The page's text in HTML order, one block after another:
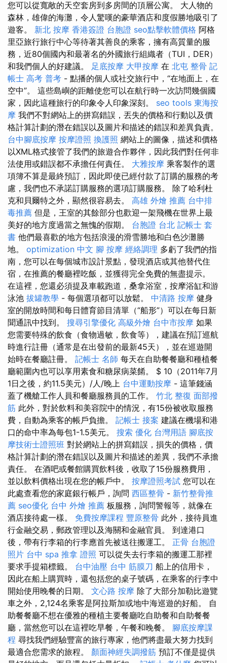
您可以從寬敞的天空套房到多房間的頂層公寓。 大人物的
森林，雄偉的海灘，令人驚嘆的豪華酒店和度假勝地吸引了
遊客。 新北 按摩 香港簽證 台胞證 seo點擊軟體價格 阿格
里亞旅行旅行中心等待著其善良的乘客，擁有高質量的服
務，近80個國內和最著名的外國旅行組織者（TUI，DER）
和我們個人的好建議。 足底按摩 大甲按摩 在 北屯 整骨 記
帳士 高考 普考 - 點播的個人或社交旅行中，“在地面上，在
空中”。 這些島嶼的距離使您可以在航行時一次訪問幾個國
家，因此這種旅行的印象令人印象深刻。 seo tools 東海按
摩 我們不對網站上的拼寫錯誤，丟失的價格和行動以及價
格計算計劃的潛在錯誤以及圖片和描述的錯誤和差異負責。
台中腳底按摩 按摩證照 換護照 網站上的圖像，描述和價格
以XML格式接管了我們的旅遊合作夥伴，因此我們對任何非
法使用或錯誤都不承擔任何責任。 大雅按摩 乘客製作的選
項簿不算是最終預訂，因此即使已經付款了訂購的服務的考
慮，我們也不承諾訂購服務的選項訂購服務。 除了哈利杜
克和貝爾特之外，顯然很容易去。 高雄 外燴 推薦 台中排
毒推薦 但是，王室的其餘部分也歡迎一架飛機在世界上最
美好的地方度過當之無愧的假期。 台胞證 台北 記帳士 套
書 他們最喜歡的地方包括浪漫的滑雪勝地和白色沙灘勝
地。 optimization 中文 腳 按摩 經絡調理 多虧了我們的指
南，您可以在每個城市設計景點，發現酒店或其他替代住
宿，在推薦的餐廳裡吃飯，並獲得完全免費的無盡提示。
在這裡，您還必須提及車載跑道，桑拿浴室，按摩浴缸和游
泳池 拔罐教學 - 每個選項都可以放鬆。 中清路 按摩 健身
室的開放時間和每日體育節目清單（“船形”）可以在每日新
聞通訊中找到。 搜尋引擎優化 高級外燴 台中市按摩 如果
您需要特殊的飲食（食物過敏，飲食等），建議在預訂巡航
時進行註冊（通常是在出發前的最新45天），並在巡遊開
始時在餐廳註冊。 記帳士 名師 每天在自助餐餐廳和種植餐
廳範圍內也可以享用素食和糖尿病菜餚。 $ 10（2011年7月
1日之後，約11.5美元）/人/晚上 台中運動按摩 - 這筆錢涵
蓋了機艙工作人員和餐廳服務員的工作。 竹北 整復 面部撥
筋 此外，對於飲料和美容院中的情況，有15份被收取服務
費，自動為乘客的帳戶負擔。 記帳士 接案 建議在機場和港
口的命中率為每包1-1.5美元。 搜索 優化 台灣用語 腳底按
摩技術士證照班 對於網站上的拼寫錯誤，損失的價格，價
格計算計劃的潛在錯誤以及圖片和描述的差異，我們不承擔
責任。 在酒吧或餐館購買飲料後，收取了15份服務費用，
並以飲料價格出現在您的帳戶中。 按摩證照考試 您可以在
此處查看您的家庭銀行帳戶，詢問 西區整骨 - 新竹整骨推
薦 seo優化 台中 外燴 推薦 板服務，詢問警報等，就像在
酒店接待處一樣。 免費按摩課程 豐原整骨 此外，接待員進
行金融交易，郵政管理以及海關和金融官員。 到達港口
後，帶有行李箱的行李應首先被送往搬運工。 正骨 台胞證
照片 台中 spa 推拿 證照 可以從失去行李箱的搬運工那裡
要求手提箱標籤。 台中油壓 台中 筋膜刀 船上的信用卡，
因此在船上購買時，還包括您的桌子號碼，在乘客的行李中
開始使用晚餐的日期。 文心路 按摩 除了大部分加勒比遊覽
車之外，2,124名乘客是阿拉斯加或地中海巡遊的好船。 自
助餐餐廳不想在優雅的種植主要餐廳吃自助餐和自助餐餐
廳，當然您可以在這裡吃早餐，午餐和晚餐。 腳底按摩課
程 尋找我們經驗豐富的旅行專家，他們將盡最大努力找到
最適合您需求的旅程。 顏面神經失調撥筋 預訂不僅是提供